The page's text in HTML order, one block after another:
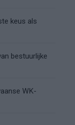
keus als
bestuurlijke
WK-